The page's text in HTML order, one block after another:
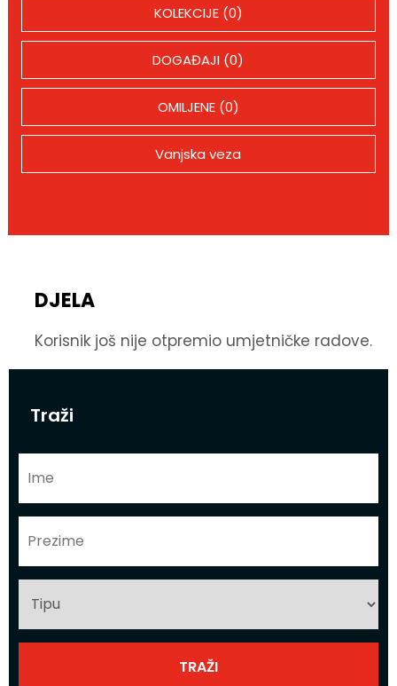
Traži
KOLEKCIJE (0)
DOGAĐAJI (0)
OMILJENE (0)
Vanjska veza
DJELA
Korisnik još nije otpremio umjetničke radove.